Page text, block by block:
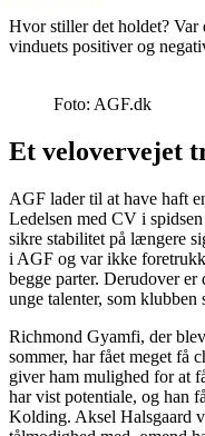
Hvor stiller det holdet? Var
vinduets positiver og
Foto: AGF.dk
Et velovervejet
AGF lader til at have haft
Ledelsen med CV i
sikre stabilitet på længere
i AGF og var ikke
begge parter. Derudover
unge talenter, som
Richmond Gyamfi, der
sommer, har fået meget få
giver ham mulighed for at
har vist potentiale, og han
Kolding. Aksel Halsgaard